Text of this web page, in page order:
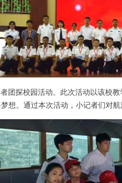
团探校园活动。此次活动以该校
想。通过本次活动，小记者们对